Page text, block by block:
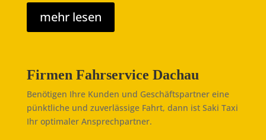
mehr lesen
Firmen Fahrservice Dachau
Benötigen Ihre Kunden und Geschäftspartner eine
pünktliche und zuverlässige Fahrt, dann ist Saki Taxi
Ihr optimaler Ansprechpartner.